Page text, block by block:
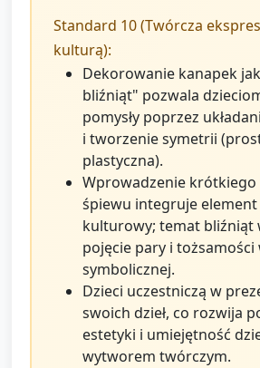
Standard 10 (Twórcza
kulturą):
Dekorowanie kanapek
bliźniąt" pozwala
pomysły poprzez
i tworzenie symetrii
plastyczna).
Wprowadzenie
śpiewu integruje
kulturowy; temat bliźniąt
pojęcie pary i tożsamości
symbolicznej.
Dzieci uczestniczą w
swoich dzieł, co rozwija
estetyki i umiejętność
wytworem twórczym.